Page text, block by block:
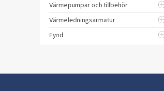
Värmepumpar och tillbehör
Värmeledningsarmatur
Fynd